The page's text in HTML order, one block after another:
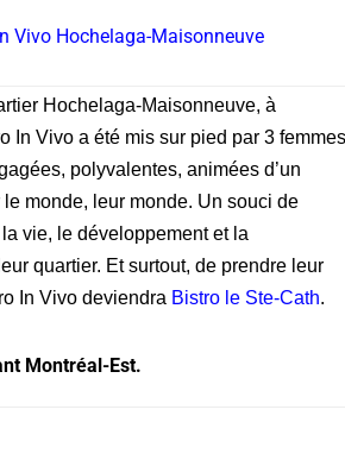
Vivo Hochelaga-Maisonneuve
Hochelaga-Maisonneuve, à
In Vivo a été mis sur pied par 3 femmes
polyvalentes, animées d’un
monde, leur monde. Un souci de
vie, le développement et la
quartier. Et surtout, de prendre leur
In Vivo deviendra Bistro le Ste-Cath.
Montréal-Est.